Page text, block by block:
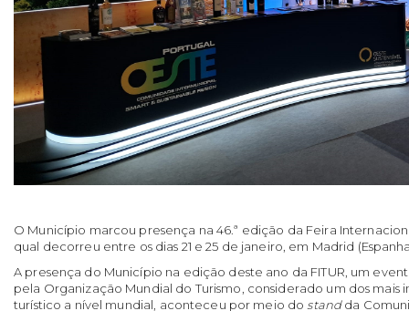
O Município marcou presença na 46.ª edição da Feira
qual decorreu entre os dias 21 e 25 de janeiro, em Madrid
A presença do Município na edição deste ano da FITUR, um
pela Organização Mundial do Turismo, considerado um dos mais
turístico a nível mundial, aconteceu por meio do standda